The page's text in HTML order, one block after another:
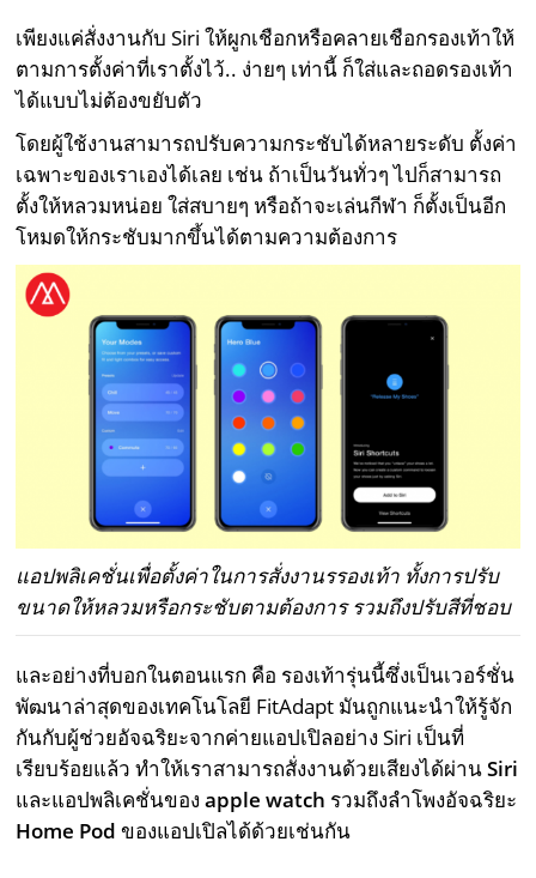
เพียงแค่สั่งงานกับ Siri ให้ผูกเชือกหรือคลายเชือกรองเท้าให้
ตามการตั้งค่าที่เราตั้งไว้.. ง่ายๆ เท่านี้ ก็ใส่และถอดรองเท้า
ได้แบบไม่ต้องขยับตัว
โดยผู้ใช้งานสามารถปรับความกระชับได้หลายระดับ ตั้งค่า
เฉพาะของเราเองได้เลย เช่น ถ้าเป็นวันทั่วๆ ไปก็สามารถ
ตั้งให้หลวมหน่อย ใส่สบายๆ หรือถ้าจะเล่นกีฬา ก็ตั้งเป็นอีก
โหมดให้กระชับมากขึ้นได้ตามความต้องการ
แอปพลิเคชั่นเพื่อตั้งค่าในการสั่งงานรรองเท้า ทั้งการปรับ
ขนาดให้หลวมหรือกระชับตามต้องการ รวมถึงปรับสีที่ชอบ
และอย่างที่บอกในตอนแรก คือ รองเท้ารุ่นนี้ซึ่งเป็นเวอร์ชั่น
พัฒนาล่าสุดของเทคโนโลยี FitAdapt มันถูกแนะนำให้รู้จัก
กันกับผู้ช่วยอัจฉริยะจากค่ายแอปเปิลอย่าง Siri เป็นที่
เรียบร้อยแล้ว ทำให้เราสามารถสั่งงานด้วยเสียงได้ผ่านSiri
และแอปพลิเคชั่นของapple watch รวมถึงลำโพงอัจฉริยะ
Home Pod ของแอปเปิลได้ด้วยเช่นกัน